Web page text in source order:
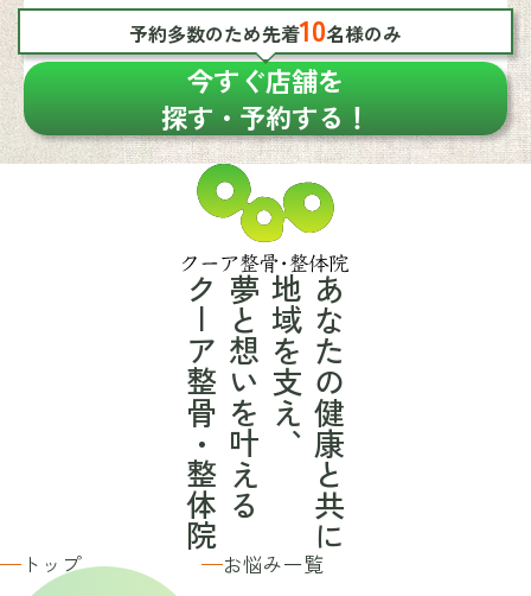
予約多数のため先着10名様のみ
今すぐ店舗を
探す・予約する！
あなたの健康と共に
地域を支え、
夢と想いを叶える
クーア整骨・整体院
トップ お悩み一覧